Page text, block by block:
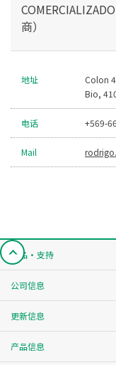
商）
地址
Colon
Bio,
电话 +569-
Mail
产品・支持
公司信息
更新信息
产品信息